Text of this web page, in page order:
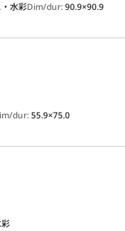
水彩Dim/dur:90.9×90.9
dur:55.9×75.0